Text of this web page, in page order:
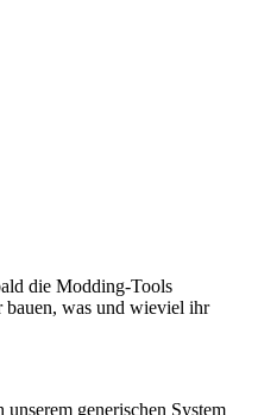
die Modding-Tools
was und wieviel ihr
generischen System